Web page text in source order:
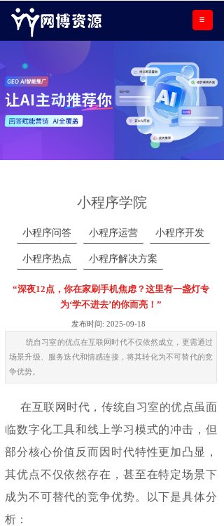
小程序学院
小程序问答 小程序运营 小程序开发
小程序热点 小程序解决方案
“深夜12点，你在家刷手机焦虑？这里有一盏灯专
为‘学不进去’的你而亮！”
发布时间: 2025-09-18
统自习室的优点在互联网时代不仅依然成立，更需通过
场景升级、服务迭代和情感连接，将其转化为不可替代的竞
争优势。
在互联网时代，传统自习室的优点虽面
临数字化工具和线上学习模式的冲击，但
部分核心价值反而因时代特性更加凸显，
其优点不仅依然存在，甚至在特定场景下
成为不可替代的竞争优势。以下是具体分
析：